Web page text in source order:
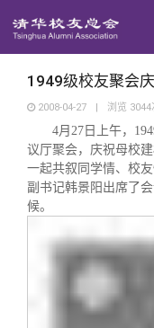
回
媒
百年
校
1949级校友聚会
2008-04-27 | 浏览 3044
4月 27 日上午，
议厅聚会，庆祝母校
一起共叙同学情、校
副书记韩景阳出席了
候。